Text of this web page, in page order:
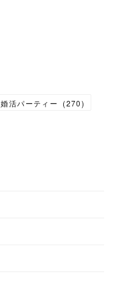
婚活パーティー (270)